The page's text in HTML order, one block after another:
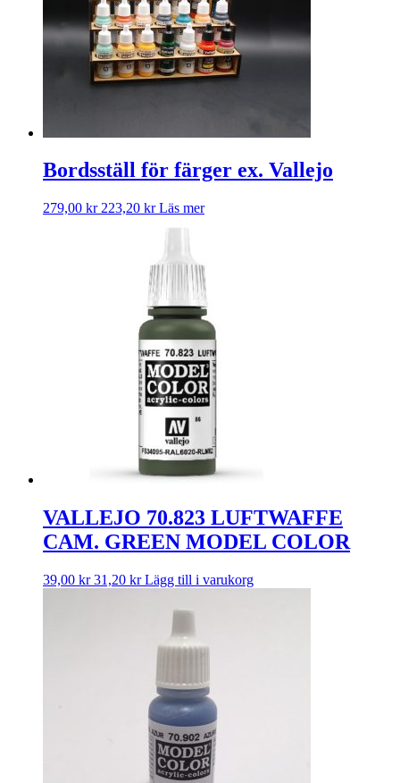
Bordsställ för färger ex. Vallejo
279,00 kr 223,20 kr Läs mer
VALLEJO 70.823 LUFTWAFFE
CAM. GREEN MODEL COLOR
39,00 kr 31,20 kr Lägg till i varukorg